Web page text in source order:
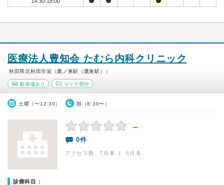
医療法人豊知会 たむら内科クリニック
秋田県北秋田市栄（鷹ノ巣駅（鷹巣駅））
駐車場あり マイナ受付
土曜（〜12:30） 朝（8:30〜）
－
0件
アクセス数 7月:8 | 6月:5
診療科目：